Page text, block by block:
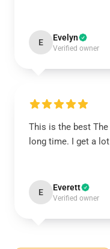
E Evelyn
Verified owner
This is the best
long time. I get a
E Everett
Verified owner